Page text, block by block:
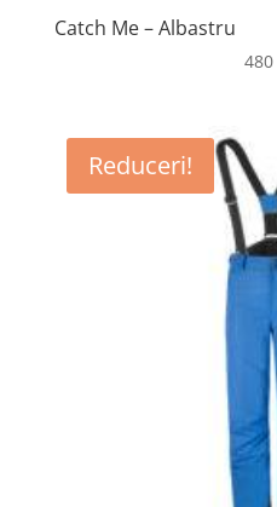
Catch Me – Albastru
480
Reduceri!